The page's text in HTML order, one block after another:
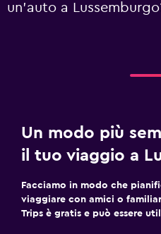
un'auto a
Un modo più
il tuo viaggio a
Facciamo in modo che
viaggiare con amici o
Trips è gratis e può essere